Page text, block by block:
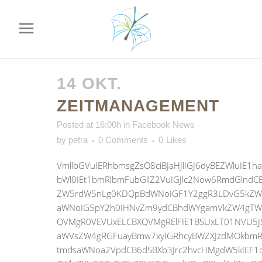
14 OKT.
ZEITMANAGEMENT
Posted at 16:00h in Facebook News
by petra 0 Comments 0 Likes